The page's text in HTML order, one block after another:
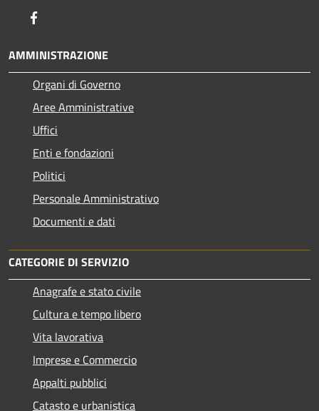
AMMINISTRAZIONE
Organi di Governo
Aree Amministrative
Uffici
Enti e fondazioni
Politici
Personale Amministrativo
Documenti e dati
CATEGORIE DI SERVIZIO
Anagrafe e stato civile
Cultura e tempo libero
Vita lavorativa
Imprese e Commercio
Appalti pubblici
Catasto e urbanistica